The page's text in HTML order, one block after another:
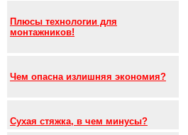
Плюсы технологии для
монтажников!
Чем опасна излишняя экономия?
Сухая стяжка, в чем минусы?